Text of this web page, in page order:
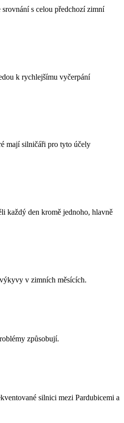
s celou předchozí zimní
k rychlejšímu vyčerpání
mají silničáři pro tyto účely
každý den kromě jednoho, hlavně
v zimních měsících.
způsobují.
silnici mezi Pardubicemi a